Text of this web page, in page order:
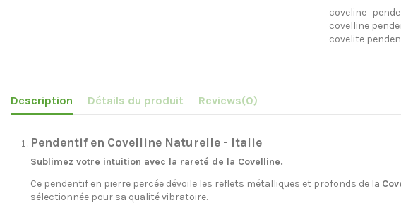
coveline
covelline
covelite
Description Détails du produit Reviews(0)
Pendentif en Covelline Naturelle - Italie
Sublimez votre intuition avec la rareté de la Covelline.
Ce pendentif en pierre percée dévoile les reflets métalliques et profonds de la
sélectionnée pour sa qualité vibratoire.